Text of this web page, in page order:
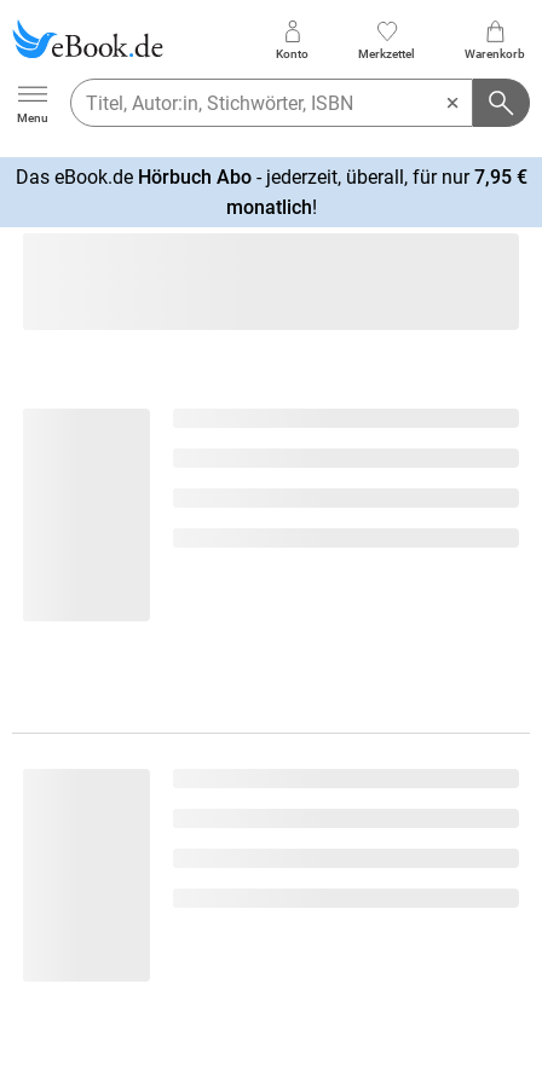
Ebook.de
Menu
Konto Merkzettel Warenkorb
Das eBook.de Hörbuch Abo- jederzeit, überall, für nur7,95 €
monatlich!